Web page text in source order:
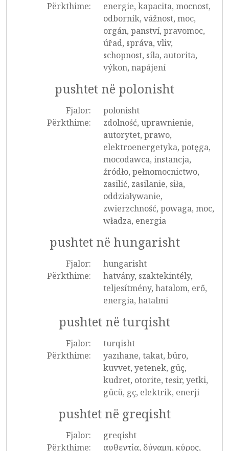
Përkthime:
energie, kapacita, mocnost,
odborník, vážnost, moc,
orgán, panství, pravomoc,
úřad, správa, vliv,
schopnost, síla, autorita,
výkon, napájení
pushtet në polonisht
Fjalor:
polonisht
Përkthime:
zdolność, uprawnienie,
autorytet, prawo,
elektroenergetyka, potęga,
mocodawca, instancja,
źródło, pełnomocnictwo,
zasilić, zasilanie, siła,
oddziaływanie,
zwierzchność, powaga, moc,
władza, energia
pushtet në hungarisht
Fjalor:
hungarisht
Përkthime:
hatvány, szaktekintély,
teljesítmény, hatalom, erő,
energia, hatalmi
pushtet në turqisht
Fjalor:
turqisht
Përkthime:
yazıhane, takat, büro,
kuvvet, yetenek, güç,
kudret, otorite, tesir, yetki,
gücü, gç, elektrik, enerji
pushtet në greqisht
Fjalor:
greqisht
Përkthime:
αυθεντία, δύναμη, κύρος,